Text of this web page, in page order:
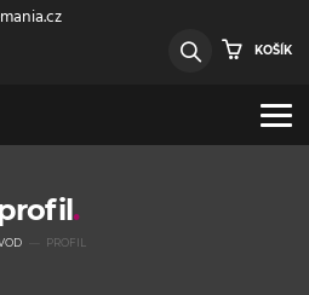
KOŠÍK
PROFIL